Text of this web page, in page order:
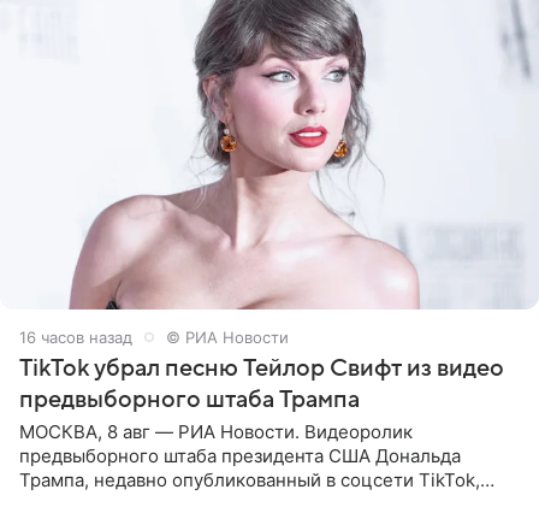
16 часов назад © РИА Новости
TikTok убрал песню Тейлор Свифт из видео
предвыборного штаба Трампа
МОСКВА, 8 авг — РИА Новости. Видеоролик
предвыборного штаба президента США Дональда
Трампа, недавно опубликованный в соцсети TikTok,